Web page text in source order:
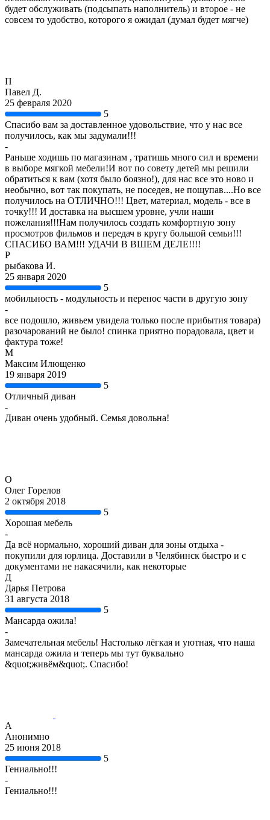
будет обслуживать (подсыпать наполнитель) и второе - не
совсем то удобство, которого я ожидал (думал будет мягче)
П
Павел Д.
25 февраля 2020
5
Спасибо вам за доставленное удовольствие, что у нас все
получилось, как мы задумали!!!
-
Раньше ходишь по магазинам , тратишь много сил и времени
в выборе мягкой мебели!И вот по совету детей мы решили
обратиться к вам (хотя было боязно!), для нас все это ново и
необычно, вот так покупать, не поседев, не пощупав....Но все
получилось на ОТЛИЧНО!!! Цвет, материал, модель - все в
точку!!! И доставка на высшем уровне, учли наши
пожелания!!!Нам получилось создать комфортную зону
просмотров фильмов и передач в кругу большой семьи!!!
СПАСИБО ВАМ!!! УДАЧИ В ВШЕМ ДЕЛЕ!!!!
Р
рыбакова И.
25 января 2020
5
мобильность - модульность и перенос части в другую зону
-
все подошло, живьем увидела только после прибытия товара)
разочарований не было! спинка приятно порадовала, цвет и
фактура тоже!
М
Максим Илющенко
19 января 2019
5
Отличный диван
-
Диван очень удобный. Семья довольна!
О
Олег Горелов
2 октября 2018
5
Хорошая мебель
-
Да всё нормально, хороший диван для зоны отдыха -
покупили для юрлица. Доставили в Челябинск быстро и с
документами не накасячили, как некоторые
Д
Дарья Петрова
31 августа 2018
5
Мансарда ожила!
-
Замечательная мебель! Настолько лёгкая и уютная, что наша
мансарда ожила и теперь мы тут буквально
&quot;живём&quot;. Спасибо!
А
Анонимно
25 июня 2018
5
Гениально!!!
-
Гениально!!!